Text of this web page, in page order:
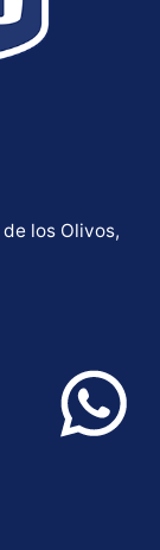
los Olivos,